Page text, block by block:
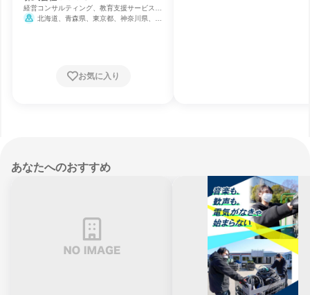
経営コンサルティング、教育支援サービス、
教育・学校
北海道、青森県、東京都、神奈川県、山
お気に入り
あなたへのおすすめ